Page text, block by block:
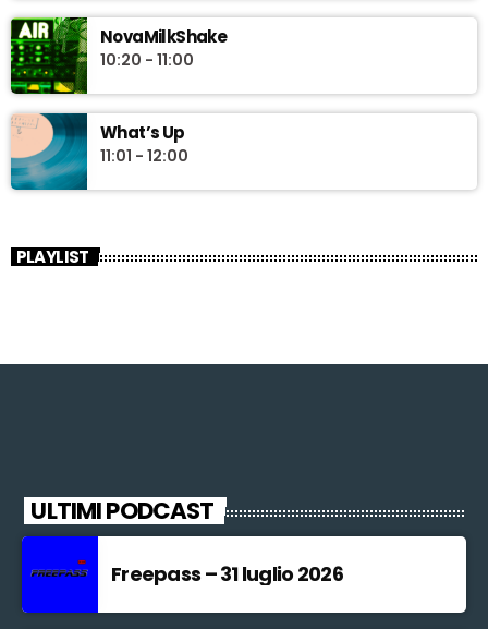
NovaMilkShake
10:20 - 11:00
What’s Up
11:01 - 12:00
PLAYLIST
ULTIMI PODCAST
Freepass – 31 luglio 2026